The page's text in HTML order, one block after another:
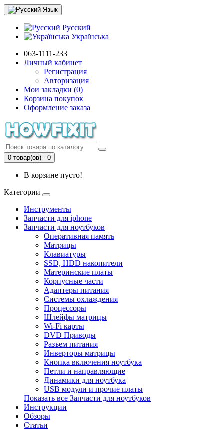
Язык
Русский
Українська
063-1111-233
Личный кабинет
Регистрация
Авторизация
Мои закладки (0)
Корзина покупок
Оформление заказа
0 товар(ов) - 0
В корзине пусто!
Категории
Инструменты
Запчасти для iphone
Запчасти для ноутбуков
Оперативная память
Матрицы
Клавиатуры
SSD, HDD накопители
Материнские платы
Корпусные части
Адаптеры питания
Системы охлаждения
Процессоры
Шлейфы матрицы
Wi-Fi карты
DVD Приводы
Разъем питания
Инверторы матрицы
Кнопка включения ноутбука
Петли и направляющие
Динамики для ноутбука
USB модули и прочие платы
Показать все Запчасти для ноутбуков
Инструкции
Обзоры
Статьи